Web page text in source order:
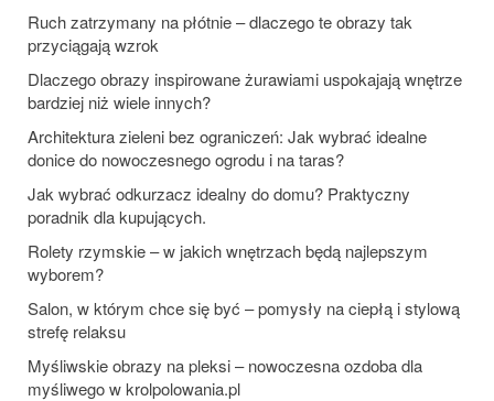
Ruch zatrzymany na płótnie – dlaczego te obrazy tak
przyciągają wzrok
Dlaczego obrazy inspirowane żurawiami uspokajają wnętrze
bardziej niż wiele innych?
Architektura zieleni bez ograniczeń: Jak wybrać idealne
donice do nowoczesnego ogrodu i na taras?
Jak wybrać odkurzacz idealny do domu? Praktyczny
poradnik dla kupujących.
Rolety rzymskie – w jakich wnętrzach będą najlepszym
wyborem?
Salon, w którym chce się być – pomysły na ciepłą i stylową
strefę relaksu
Myśliwskie obrazy na pleksi – nowoczesna ozdoba dla
myśliwego w krolpolowania.pl